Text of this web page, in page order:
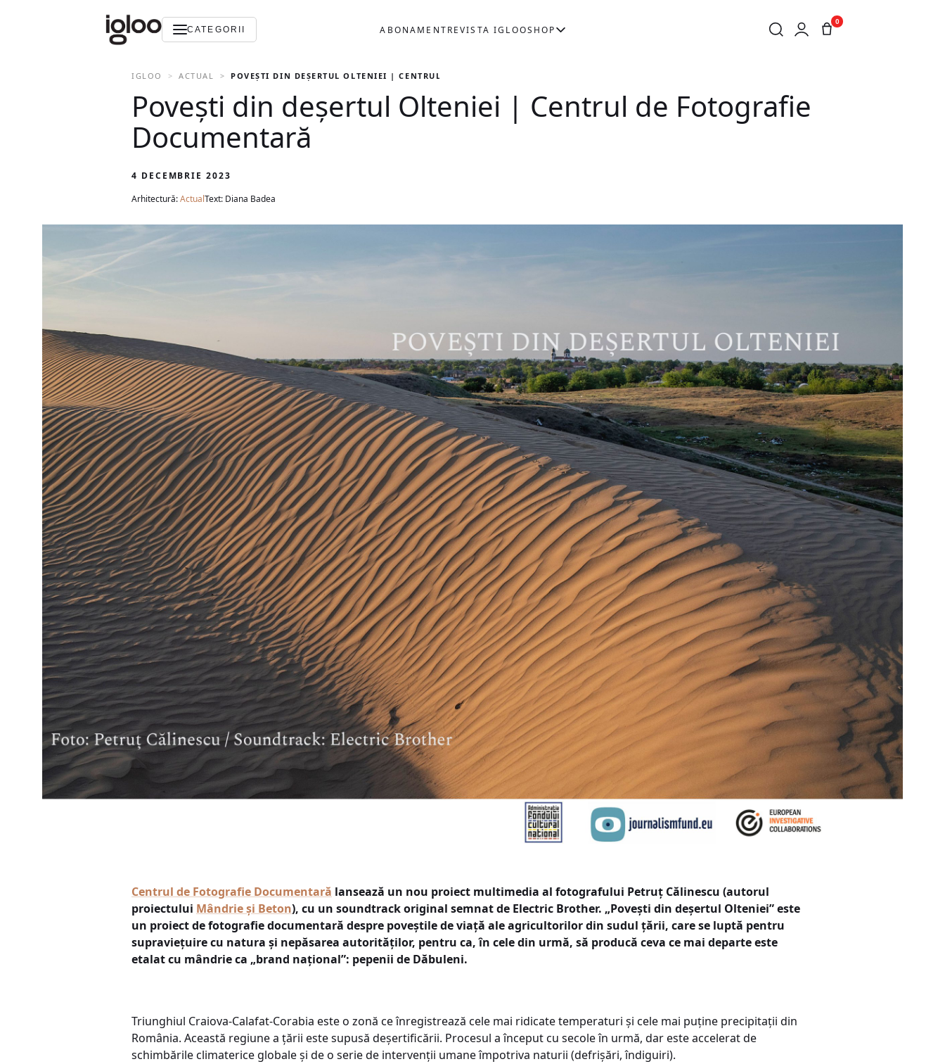
CATEGORII ABONAMENTREVISTA IGLOOSHOP
0
IGLOO ACTUAL POVEȘTI DIN DEȘERTUL OLTENIEI | CENTRUL DE FOTOGRAFIE DOCUMENTARĂ
Povești din deșertul Olteniei | Centrul de Fotografie
Documentară
4 DECEMBRIE 2023
Arhitectură:ActualText: Diana Badea
Centrul de Fotografie Documentară lansează un nou proiect multimedia al fotografului Petruț Călinescu (autorul
proiectului Mândrie și Beton), cu un soundtrack original semnat de Electric Brother. „Povești din deșertul Olteniei” este
un proiect de fotografie documentară despre poveștile de viață ale agricultorilor din sudul țării, care se luptă pentru
supraviețuire cu natura și nepăsarea autorităților, pentru ca, în cele din urmă, să producă ceva ce mai departe este
etalat cu mândrie ca „brand național”: pepenii de Dăbuleni.
Triunghiul Craiova-Calafat-Corabia este o zonă ce înregistrează cele mai ridicate temperaturi și cele mai puține precipitații din
România. Această regiune a țării este supusă deșertificării. Procesul a început cu secole în urmă, dar este accelerat de
schimbările climaterice globale și de o serie de intervenții umane împotriva naturii (defrișări, îndiguiri).